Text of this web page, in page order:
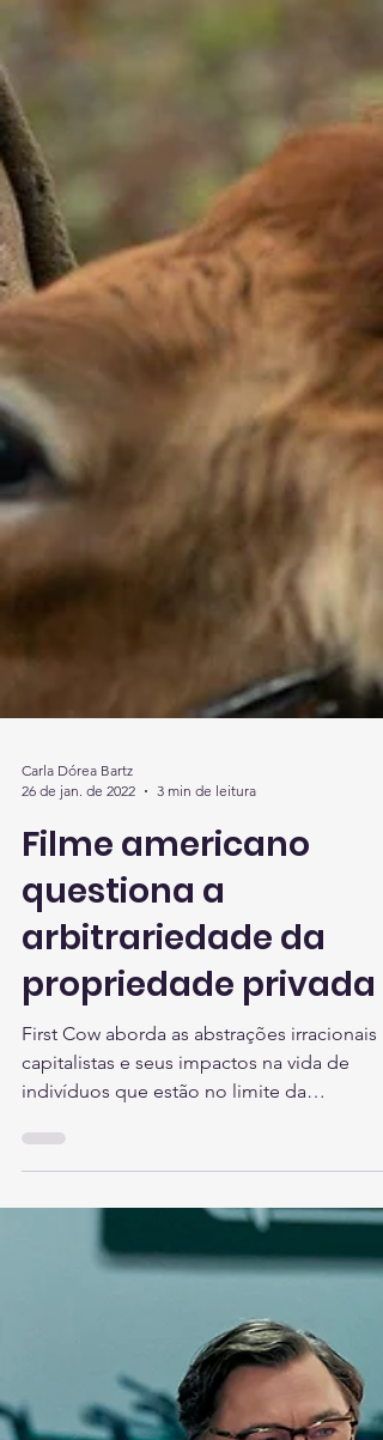
Carla Dórea Bartz
Filme americano
questiona a
arbitrariedade da
propriedade privada
First Cow aborda as abstrações irracionais
indivíduos que estão no limite da